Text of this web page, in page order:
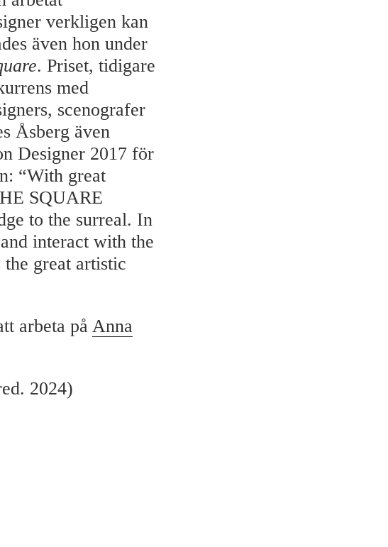
verkligen kan
även hon under
. Priset, tidigare
med
scenografer
Åsberg även
Designer 2017 för
“With great
SQUARE
to the surreal. In
d interact with the
great artistic
arbeta på Anna
2024)